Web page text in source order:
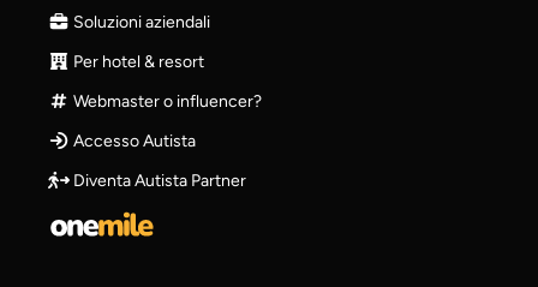
Soluzioni aziendali
Per hotel & resort
Webmaster o influencer?
Accesso Autista
Diventa Autista Partner